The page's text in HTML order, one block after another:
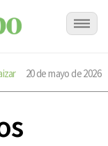
20 de mayo de 2026